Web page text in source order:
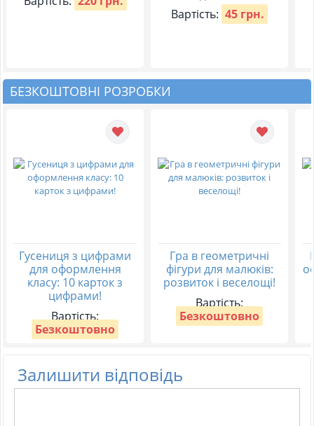
Вартість: 45 грн.
БЕЗКОШТОВНІ РОЗРОБКИ
Гусениця з цифрами
для оформлення
класу: 10 карток з
цифрами!
Вартість:
Безкоштовно
Гра в геометричні
фігури для малюків:
розвиток і веселощі!
Вартість:
Безкоштовно
Залишити відповідь